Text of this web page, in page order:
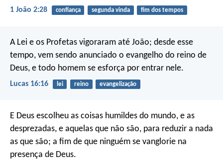
1 João 2:28 confiança segunda vinda fim dos tempos
A Lei e os Profetas vigoraram até João; desde esse
tempo, vem sendo anunciado o evangelho do reino de
Deus, e todo homem se esforça por entrar nele.
Lucas 16:16 lei reino evangelização
E Deus escolheu as coisas humildes do mundo, e as
desprezadas, e aquelas que não são, para reduzir a nada
as que são; a fim de que ninguém se vanglorie na
presença de Deus.